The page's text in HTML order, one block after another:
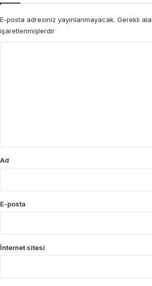
E-posta adresiniz yayınlanmayacak. Gerekli
işaretlenmişlerdir
Ad
E-posta
İnternet sitesi